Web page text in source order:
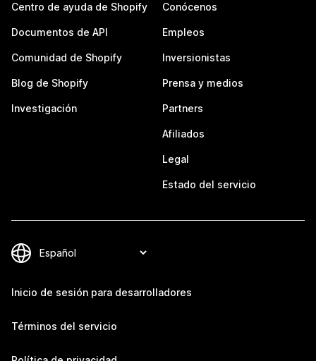
Centro de ayuda de Shopify
Documentos de API
Comunidad de Shopify
Blog de Shopify
Investigación
Conócenos
Empleos
Inversionistas
Prensa y medios
Partners
Afiliados
Legal
Estado del servicio
Inicio de sesión para desarrolladores
Términos del servicio